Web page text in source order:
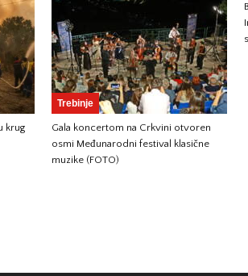
krug
Trebinje
Gala koncertom na Crkvini otvoren
osmi Međunarodni festival klasične
muzike (FOTO)